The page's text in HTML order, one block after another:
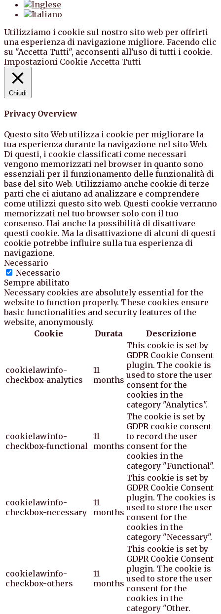
Utilizziamo i cookie sul nostro sito web per offrirti
una esperienza di navigazione migliore. Facendo clic
su "Accetta Tutti", acconsenti all'uso di tutti i cookie.
Impostazioni Cookie Accetta Tutti
Chiudi
Privacy Overview
Questo sito Web utilizza i cookie per migliorare la
tua esperienza durante la navigazione nel sito Web.
Di questi, i cookie classificati come necessari
vengono memorizzati nel browser in quanto sono
essenziali per il funzionamento delle funzionalità di
base del sito Web. Utilizziamo anche cookie di terze
parti che ci aiutano ad analizzare e comprendere
come utilizzi questo sito web. Questi cookie verranno
memorizzati nel tuo browser solo con il tuo
consenso. Hai anche la possibilità di disattivare
questi cookie. Ma la disattivazione di alcuni di questi
cookie potrebbe influire sulla tua esperienza di
navigazione.
Necessario
Necessario
Sempre abilitato
Necessary cookies are absolutely essential for the
website to function properly. These cookies ensure
basic functionalities and security features of the
website, anonymously.
Cookie
Durata Descrizione
cookielawinfo-
checkbox-analytics
11
months
This cookie is set by
GDPR Cookie Consent
plugin. The cookie is
used to store the user
consent for the
cookies in the
category "Analytics".
cookielawinfo-
checkbox-functional
11
months
The cookie is set by
GDPR cookie consent
to record the user
consent for the
cookies in the
category "Functional".
cookielawinfo-
checkbox-necessary
11
months
This cookie is set by
GDPR Cookie Consent
plugin. The cookies is
used to store the user
consent for the
cookies in the
category "Necessary".
cookielawinfo-
checkbox-others
11
months
This cookie is set by
GDPR Cookie Consent
plugin. The cookie is
used to store the user
consent for the
cookies in the
category "Other.